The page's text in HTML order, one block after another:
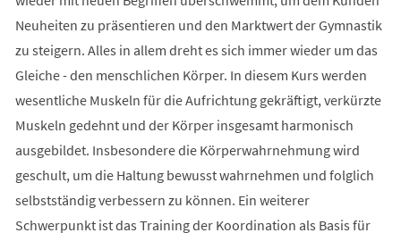
Neuheiten zu präsentieren und den Marktwert der Gymnastik
zu steigern. Alles in allem dreht es sich immer wieder um das
Gleiche - den menschlichen Körper. In diesem Kurs werden
wesentliche Muskeln für die Aufrichtung gekräftigt, verkürzte
Muskeln gedehnt und der Körper insgesamt harmonisch
ausgebildet. Insbesondere die Körperwahrnehmung wird
geschult, um die Haltung bewusst wahrnehmen und folglich
selbstständig verbessern zu können. Ein weiterer
Schwerpunkt ist das Training der Koordination als Basis für